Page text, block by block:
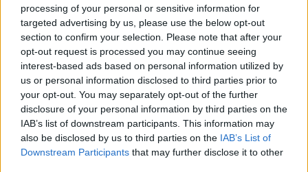
processing of your personal or sensitive information for
targeted advertising by us, please use the below opt-out
section to confirm your selection. Please note that after your
opt-out request is processed you may continue seeing
interest-based ads based on personal information utilized by
us or personal information disclosed to third parties prior to
your opt-out. You may separately opt-out of the further
disclosure of your personal information by third parties on the
IAB’s list of downstream participants. This information may
also be disclosed by us to third parties on the IAB’s List of
Downstream Participants that may further disclose it to other
Voit lisätä Staran Googlen ensisijaiseksi
lähteeksiklikkaamalla tästäja ruksittamalla
laatikon. Voit myös lukea lisää tähän artikkeliin
liittyvistä teemoista ja aiheista, kutenetätyö
onnellisuus,toimistotai laajemmin samasta
aihealueestaTerveys-osioistamme.